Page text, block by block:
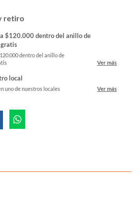
retiro
$120.000 dentro del anillo de
dentro del anillo de
Ver más
local
uno de nuestros locales Ver más